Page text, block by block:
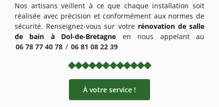
Nos artisans veillent à ce que chaque installation soit
réalisée avec précision et conformément aux normes de
sécurité. Renseignez-vous sur votre rénovation de salle
de bain à Dol-de-Bretagne en nous appelant au
06 78 77 40 78 / 06 81 08 22 39
À votre service !